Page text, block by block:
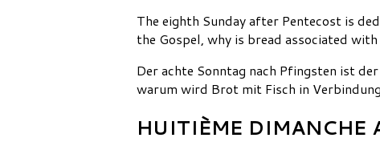
The eighth Sunday after Pentecost is
the Gospel, why is bread associated
Der achte Sonntag nach Pfingsten ist
warum wird Brot mit Fisch in
HUITIÈME DIMANCHE